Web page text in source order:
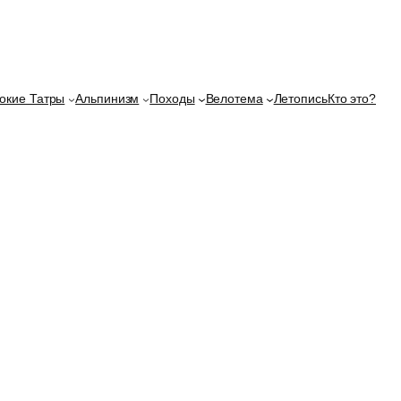
Татры Альпинизм Походы Велотема ЛетописьКто это?